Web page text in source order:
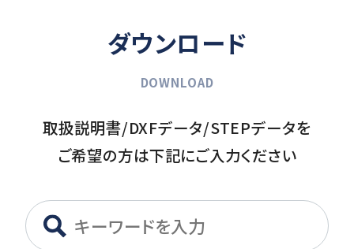
ダウンロード
DOWNLOAD
取扱説明書/DXFデータ/STEPデータを
ご希望の方は下記にご入力ください